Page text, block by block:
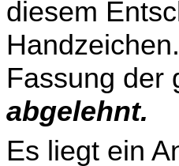
diesem
Fassung der
abgelehnt.
Es liegt ein